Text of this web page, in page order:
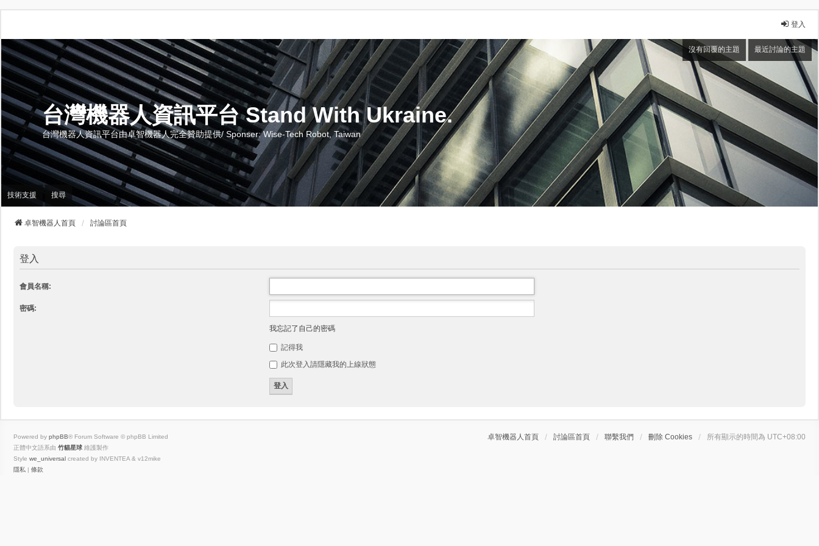
登入
沒有回覆的主題 最近討論的主題
台灣機器人資訊平台 Stand With Ukraine.
台灣機器人資訊平台由卓智機器人完全贊助提供/ Sponser: Wise-Tech Robot, Taiwan
技術支援 搜尋
卓智機器人首頁 討論區首頁
登入
會員名稱:
密碼:
我忘記了自己的密碼
記得我
此次登入請隱藏我的上線狀態
卓智機器人首頁 討論區首頁 聯繫我們 刪除 Cookies 所有顯示的時間為 UTC+08:00
Powered by phpBB® Forum Software © phpBB Limited
正體中文語系由 竹貓星球 維護製作
Style we_universal created by INVENTEA & v12mike
隱私 | 條款